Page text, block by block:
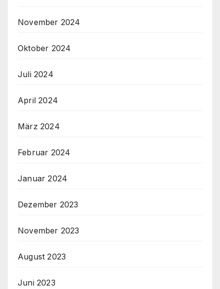
November 2024
Oktober 2024
Juli 2024
April 2024
März 2024
Februar 2024
Januar 2024
Dezember 2023
November 2023
August 2023
Juni 2023